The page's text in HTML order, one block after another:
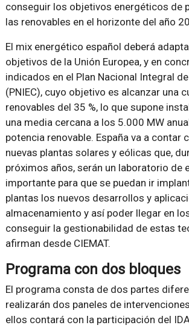
conseguir los objetivos energéticos de
las renovables en el horizonte del año
El mix energético español deberá
objetivos de la Unión Europea, y en
indicados en el Plan Nacional Integral
(PNIEC), cuyo objetivo es alcanzar una
renovables del 35 %, lo que supone
una media cercana a los 5.000 MW
potencia renovable. España va a contar
nuevas plantas solares y eólicas que,
próximos años, serán un laboratorio de
importante para que se puedan ir
plantas los nuevos desarrollos y
almacenamiento y así poder llegar en
conseguir la gestionabilidad de estas
afirman desde CIEMAT.
Programa con dos bloques
El programa consta de dos partes
realizarán dos paneles de
ellos contará con la participación del